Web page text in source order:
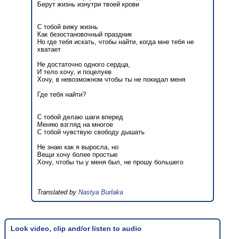
Берут жизнь изнутри твоей крови
С тобой вижу жизнь
Как безостановочный праздник
Но где тебя искать, чтобы найти, когда мне тебя не
хватает
Не достаточно одного сердца,
И тело хочу, и поцелуев
Хочу, в невозможном чтобы ты не покидал меня
Где тебя найти?
С тобой делаю шаги вперед
Меняю взгляд на многое
С тобой чувствую свободу дышать
Не знаю как я выросла, но
Вещи хочу более простые
Хочу, чтобы ты у меня был, не прошу большего
Translated byNastya Burlaka
Look video, clip and/or listen to audio